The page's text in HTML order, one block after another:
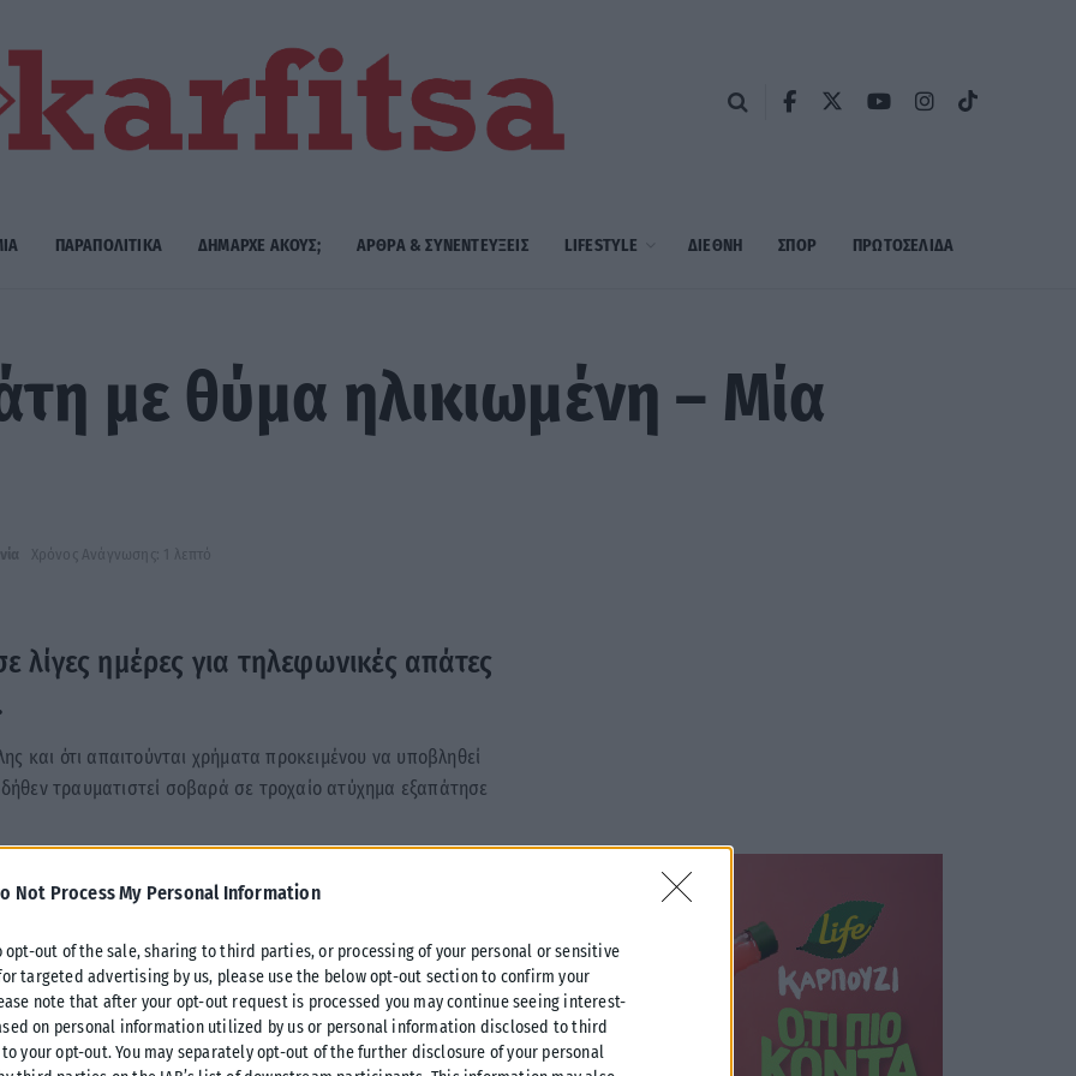
Not Process My Personal Information
opt-out of the sale, sharing to third parties, or processing of your personal or sensitive
targeted advertising by us, please use the below opt-out section to confirm your
note that after your opt-out request is processed you may continue seeing interest-
on personal information utilized by us or personal information disclosed to third
your opt-out. You may separately opt-out of the further disclosure of your personal
ΠΑΡΑΠΟΛΙΤΙΚΑ ΔΗΜΑΡΧE ΑΚΟΥΣ; ΑΡΘΡΑ & ΣΥΝΕΝΤΕΥΞΕΙΣ LIFESTYLE ΔΙΕΘΝΗ ΣΠΟΡ ΠΡΩΤΟΣΈΛΙΔΑ
με θύμα ηλικιωμένη – Μία
Χρόνος Ανάγνωσης: 1 λεπτό
λίγες ημέρες για τηλεφωνικές απάτες
και ότι απαιτούνται χρήματα προκειμένου να υποβληθεί
τραυματιστεί σοβαρά σε τροχαίο ατύχημα εξαπάτησε
στην ηλικιωμένη τα χρήματά της.